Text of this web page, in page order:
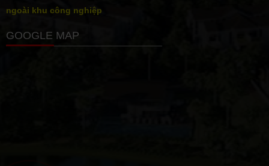
ngoài khu công nghiệp
GOOGLE MAP